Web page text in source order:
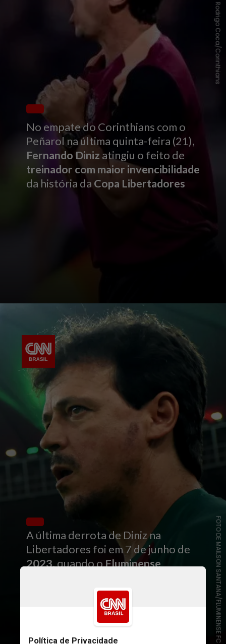
Rodrigo Coca/Corinthians
No empate do Corinthians com o
Peñarol na última quinta-feira (21),
Fernando Diniz atingiu o feito de
treinador com maior invencibilidade
da história da Copa Libertadores
FOTO DE MAILSON SANTANA/FLUMINENSE FC
A última derrota de Diniz na
Libertadores foi em 7 de junho de
2023, quando oFluminense
para o River Plate, na fase de grupos